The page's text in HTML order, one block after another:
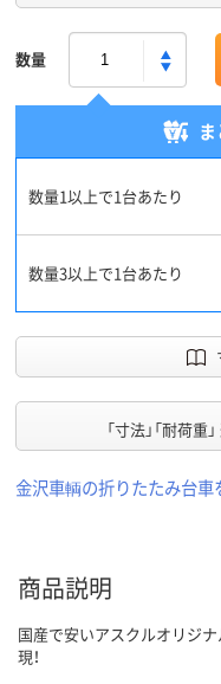
数量
数量1以上で1台あたり
数量3以上で1台あたり
「寸法」「耐荷重
金沢車輌の折りたたみ台車
商品説明
国産で安いアスクルオリジ
現！